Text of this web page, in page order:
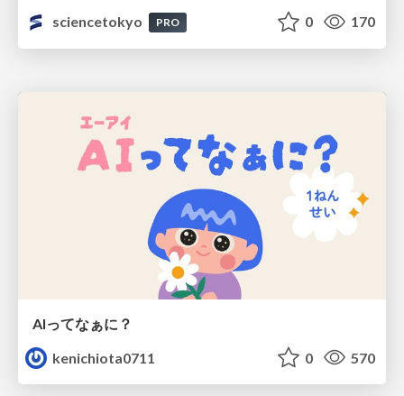
sciencetokyo
PRO 0 170
AIってなぁに？
kenichiota0711
0 570